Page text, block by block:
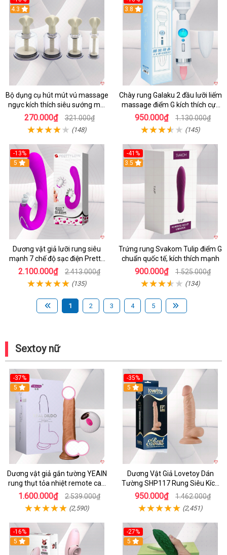
4.3
Bộ dụng cụ hút mút vú massage
ngực kích thích siêu sướng mới
lạ
270.000₫ 321.000₫
(148)
3.8
Chày rung Galaku 2 đầu lưỡi liếm
massage điểm G kích thích cực
mạnh
950.000₫ 1.130.000₫
(145)
-13%
5
Dương vật giả lưỡi rung siêu
mạnh 7 chế độ sạc điện Pretty
Love
2.100.000₫ 2.413.000₫
(135)
-41%
3.5
Trứng rung Svakom Tulip điểm G
chuẩn quốc tế, kích thích mạnh
900.000₫ 1.525.000₫
(134)
1 2 3 4 5
Sextoy nữ
-37%
5
Dương vật giả gắn tường YEAIN
rung thụt tỏa nhiệt remote cao
cấp
1.600.000₫ 2.539.000₫
(2,590)
-35%
5
Dương Vật Giả Lovetoy Dán
Tường SHP117 Rung Siêu Kích
Thích
950.000₫ 1.462.000₫
(2,451)
-16%
5
-27%
5